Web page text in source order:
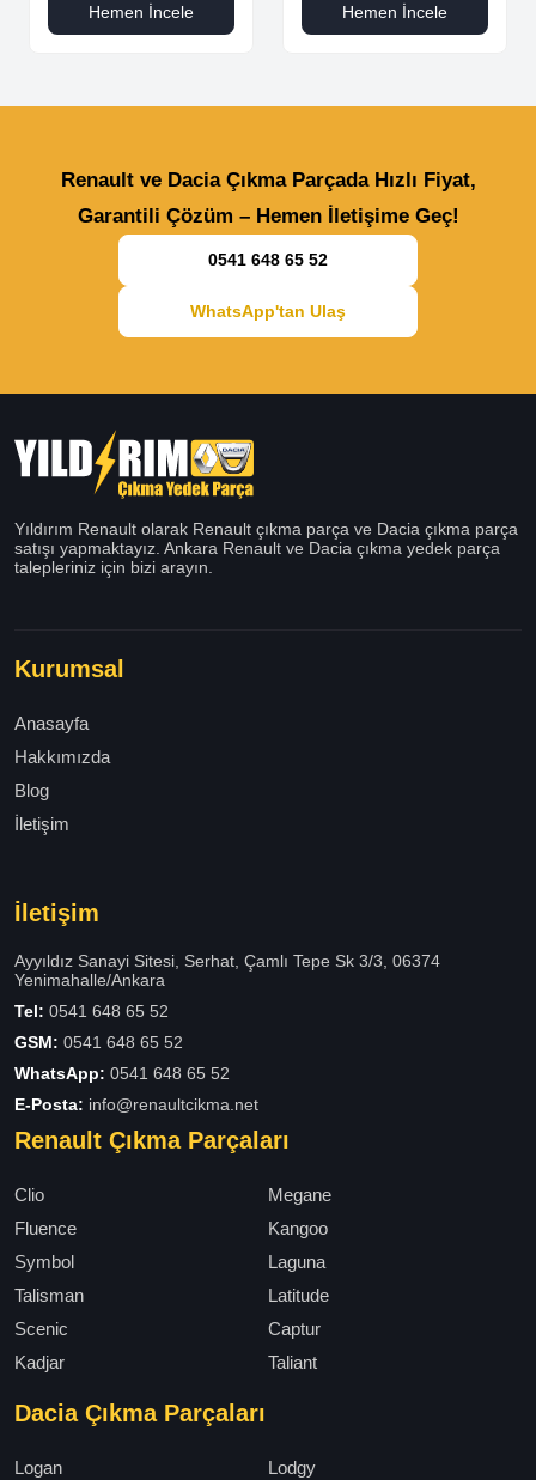
Hemen İncele Hemen İncele
Renault ve Dacia Çıkma Parçada Hızlı Fiyat,
Garantili Çözüm – Hemen İletişime Geç!
0541 648 65 52
WhatsApp'tan Ulaş
Yıldırım Renault olarak Renault çıkma parça ve Dacia çıkma parça
satışı yapmaktayız. Ankara Renault ve Dacia çıkma yedek parça
talepleriniz için bizi arayın.
Kurumsal
Anasayfa
Hakkımızda
Blog
İletişim
İletişim
Ayyıldız Sanayi Sitesi, Serhat, Çamlı Tepe Sk 3/3, 06374
Yenimahalle/Ankara
Tel: 0541 648 65 52
GSM: 0541 648 65 52
WhatsApp: 0541 648 65 52
E-Posta: info@renaultcikma.net
Renault Çıkma Parçaları
Clio
Megane
Fluence
Kangoo
Symbol
Laguna
Talisman
Latitude
Scenic
Captur
Kadjar
Taliant
Dacia Çıkma Parçaları
Logan
Lodgy